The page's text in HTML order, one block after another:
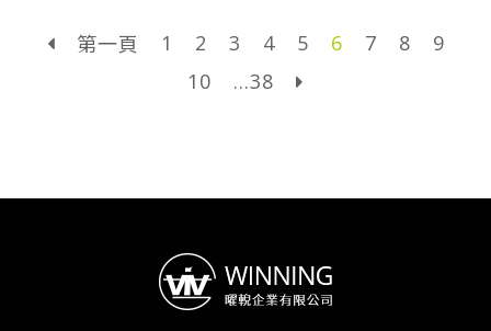
第一頁 1 2 3 4 5 6 7 8
9
10
...38